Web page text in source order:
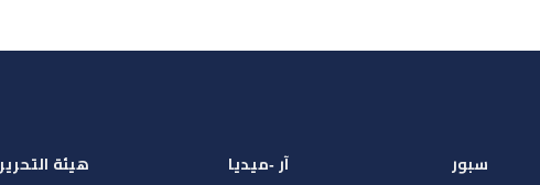
سبور آر -ميديا هيئة التحرير